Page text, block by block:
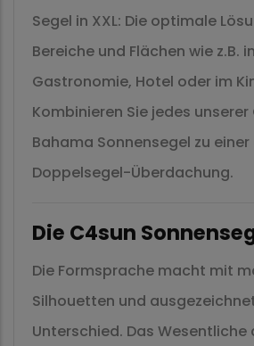
Segel in XXL: Die optimale
Bereiche und Flächen wie z.B.
Gastronomie, Hotel oder im
Kombinieren Sie jedes
Bahama Sonnensegel zu
Doppelsegel-Überdachung.
Die C4sun
Die Formsprache macht mit
Silhouetten und
Unterschied. Das Wesentliche